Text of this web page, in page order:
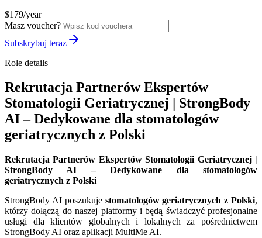
$179/year
Masz voucher?
Subskrybuj teraz
Role details
Rekrutacja Partnerów Ekspertów
Stomatologii Geriatrycznej | StrongBody
AI – Dedykowane dla stomatologów
geriatrycznych z Polski
Rekrutacja Partnerów Ekspertów Stomatologii Geriatrycznej |
StrongBody AI – Dedykowane dla stomatologów
geriatrycznych z Polski
StrongBody AI poszukuje stomatologów geriatrycznych z Polski,
którzy dołączą do naszej platformy i będą świadczyć profesjonalne
usługi dla klientów globalnych i lokalnych za pośrednictwem
StrongBody AI oraz aplikacji MultiMe AI.